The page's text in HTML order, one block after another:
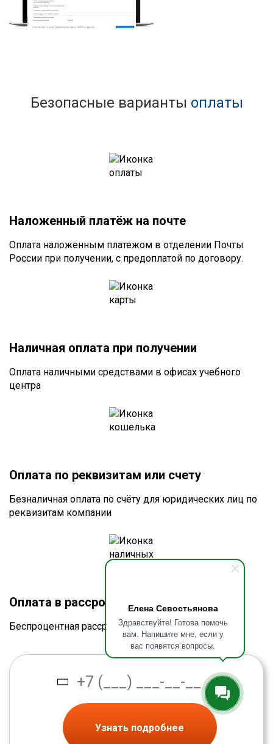
Елена Севостьянова
Здравствуйте! Готова помочь
вам. Напишите мне, если у
вас появятся вопросы.
Безопасные варианты оплаты
Наложенный платёж на почте
Оплата наложенным платежом в отделении Почты
России при получении, с предоплатой по договору.
Наличная оплата при получении
Оплата наличными средствами в офисах учебного
центра
Оплата по реквизитам или счету
Безналичная оплата по счёту для юридических лиц по
реквизитам компании
Оплата в рассрочку без процентов
Беспроцентная рассрочка от банка
Узнать подробнее